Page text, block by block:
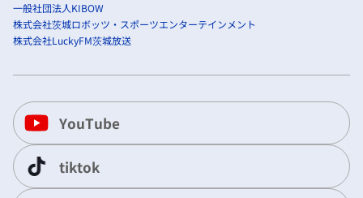
一般社団法人KIBOW
株式会社茨城ロボッツ・スポーツエンターテインメント
株式会社LuckyFM茨城放送
YouTube
tiktok